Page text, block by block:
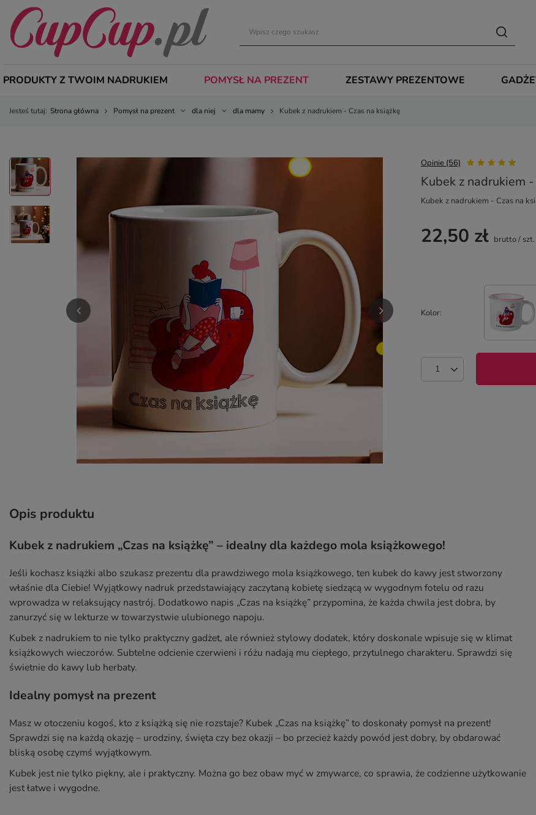
PRODUKTY Z TWOIM NADRUKIEM POMYSŁ NA PREZENT ZESTAWY PREZENTOWE
Jesteś tutaj: Strona główna Pomysł na prezent dla niej dla mamy Kubek z nadrukiem - Czas na książkę
Opinie (56)
Kubek z nadrukiem
Kubek z nadrukiem - Czas na
Kolor
22,50 zł brutto/ szt.
Opis produktu
Kubek z nadrukiem „Czas na książkę” – idealny dla każdego mola książkowego!
Jeśli kochasz książki albo szukasz prezentu dla prawdziwego mola książkowego, ten kubek do kawy jest stworzony
właśnie dla Ciebie! Wyjątkowy nadruk przedstawiający zaczytaną kobietę siedzącą w wygodnym fotelu od razu
wprowadza w relaksujący nastrój. Dodatkowo napis „Czas na książkę” przypomina, że każda chwila jest dobra, by
zanurzyć się w lekturze w towarzystwie ulubionego napoju.
Kubek z nadrukiem to nie tylko praktyczny gadżet, ale również stylowy dodatek, który doskonale wpisuje się w klimat
książkowych wieczorów. Subtelne odcienie czerwieni i różu nadają mu ciepłego, przytulnego charakteru. Sprawdzi się
świetnie do kawy lub herbaty.
Idealny pomysł na prezent
Masz w otoczeniu kogoś, kto z książką się nie rozstaje? Kubek „Czas na książkę” to doskonały pomysł na prezent!
Sprawdzi się na każdą okazję – urodziny, święta czy bez okazji – bo przecież każdy powód jest dobry, by obdarować
bliską osobę czymś wyjątkowym.
Kubek jest nie tylko piękny, ale i praktyczny. Można go bez obaw myć w zmywarce, co sprawia, że codzienne użytkowanie
jest łatwe i wygodne.